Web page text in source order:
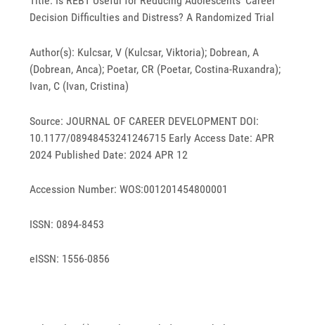
Decision Difficulties and Distress? A Randomized Trial
Author(s): Kulcsar, V (Kulcsar, Viktoria); Dobrean, A
(Dobrean, Anca); Poetar, CR (Poetar, Costina-Ruxandra);
Ivan, C (Ivan, Cristina)
Source: JOURNAL OF CAREER DEVELOPMENT DOI:
10.1177/08948453241246715 Early Access Date: APR
2024 Published Date: 2024 APR 12
Accession Number: WOS:001201454800001
ISSN: 0894-8453
eISSN: 1556-0856